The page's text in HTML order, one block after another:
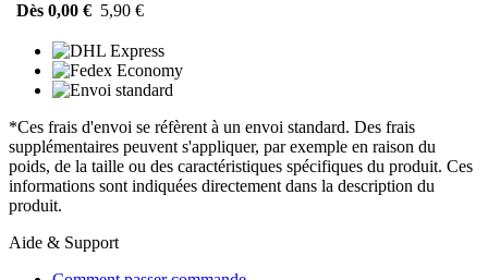
Dès 0,00 € 5,90 €
*Ces frais d'envoi se réfèrent à un envoi standard. Des frais
supplémentaires peuvent s'appliquer, par exemple en raison du
poids, de la taille ou des caractéristiques spécifiques du produit. Ces
informations sont indiquées directement dans la description du
produit.
Aide & Support